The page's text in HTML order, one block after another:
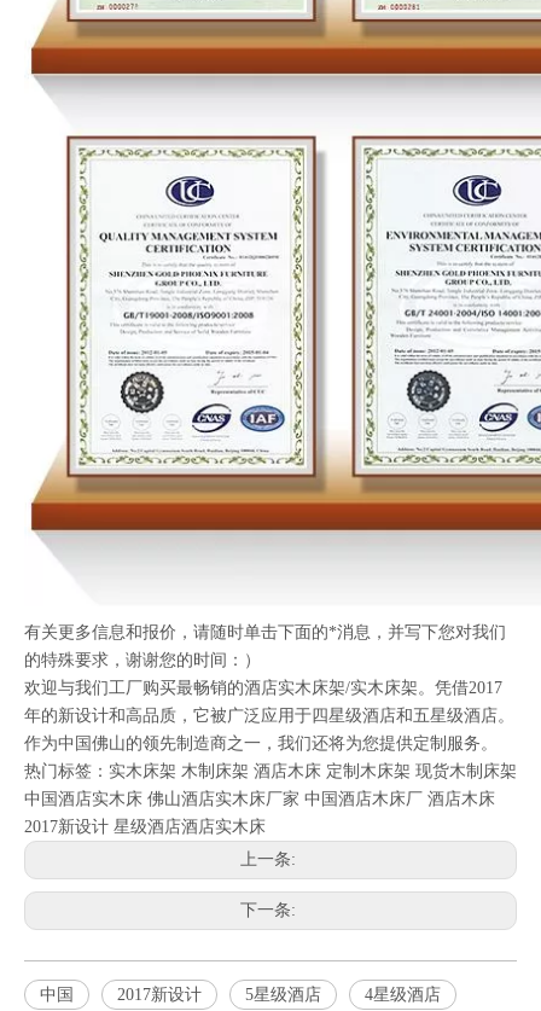
有关更多信息和报价，请随时单击下面的*消息，并写下您对我们
的特殊要求，谢谢您的时间：）
欢迎与我们工厂购买最畅销的酒店实木床架/实木床架。凭借2017
年的新设计和高品质，它被广泛应用于四星级酒店和五星级酒店。
作为中国佛山的领先制造商之一，我们还将为您提供定制服务。
热门标签： 实木床架 木制床架 酒店木床 定制木床架 现货木制床架
中国酒店实木床 佛山酒店实木床厂家 中国酒店木床厂 酒店木床
2017新设计 星级酒店酒店实木床
上一条:
下一条:
中国 2017新设计 5星级酒店 4星级酒店